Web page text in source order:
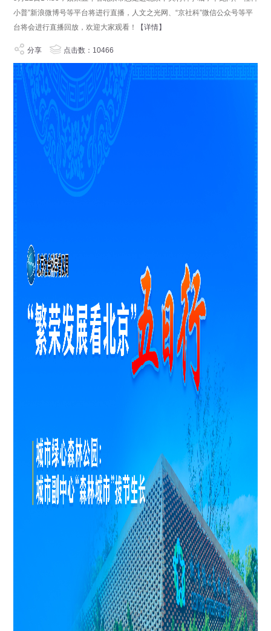
小普”新浪微博号等平台将进行直播，人文之光网、“京社科”微信公众号等平
台将会进行直播回放，欢迎大家观看！
【详情】
分享 点击数：10466